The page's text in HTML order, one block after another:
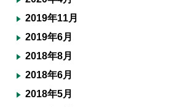
2019年11月
2019年6月
2018年8月
2018年6月
2018年5月